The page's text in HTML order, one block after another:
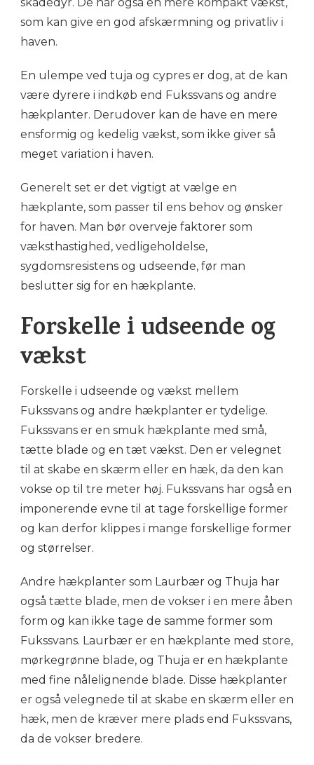
skadedyr. De har også en mere kompakt vækst,
som kan give en god afskærmning og privatliv i
haven.
En ulempe ved tuja og cypres er dog, at de kan
være dyrere i indkøb end Fukssvans og andre
hækplanter. Derudover kan de have en mere
ensformig og kedelig vækst, som ikke giver så
meget variation i haven.
Generelt set er det vigtigt at vælge en
hækplante, som passer til ens behov og ønsker
for haven. Man bør overveje faktorer som
væksthastighed, vedligeholdelse,
sygdomsresistens og udseende, før man
beslutter sig for en hækplante.
Forskelle i udseende og
vækst
Forskelle i udseende og vækst mellem
Fukssvans og andre hækplanter er tydelige.
Fukssvans er en smuk hækplante med små,
tætte blade og en tæt vækst. Den er velegnet
til at skabe en skærm eller en hæk, da den kan
vokse op til tre meter høj. Fukssvans har også en
imponerende evne til at tage forskellige former
og kan derfor klippes i mange forskellige former
og størrelser.
Andre hækplanter som Laurbær og Thuja har
også tætte blade, men de vokser i en mere åben
form og kan ikke tage de samme former som
Fukssvans. Laurbær er en hækplante med store,
mørkegrønne blade, og Thuja er en hækplante
med fine nålelignende blade. Disse hækplanter
er også velegnede til at skabe en skærm eller en
hæk, men de kræver mere plads end Fukssvans,
da de vokser bredere.